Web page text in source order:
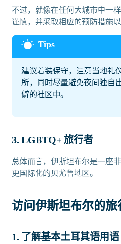
不过，就像在任何大城市中一
谨慎，并采取相应的预防措施以
建议着装保守，注意当地礼
所，同时尽量避免夜间独自
僻的社区中。
3. LGBTQ+ 旅行者
总体而言，伊斯坦布尔是一座
更国际化的贝尤鲁地区。
访问伊斯坦布尔的旅
1. 了解基本土耳其语用语